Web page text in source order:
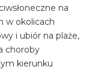
na
w okolicach
i ubiór na plaże,
choroby
kierunku